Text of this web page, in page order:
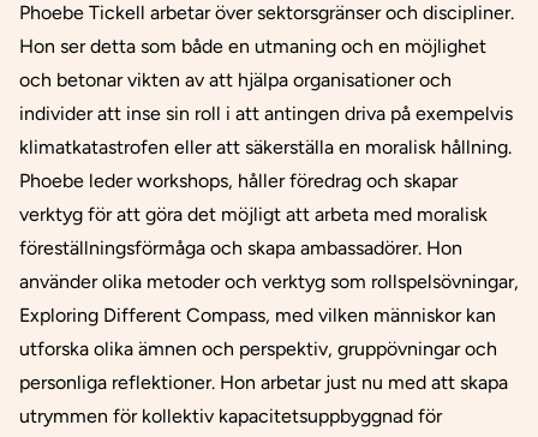
Phoebe Tickell arbetar över sektorsgränser och discipliner.
Hon ser detta som både en utmaning och en möjlighet
och betonar vikten av att hjälpa organisationer och
individer att inse sin roll i att antingen driva på exempelvis
klimatkatastrofen eller att säkerställa en moralisk hållning.
Phoebe leder workshops, håller föredrag och skapar
verktyg för att göra det möjligt att arbeta med moralisk
föreställningsförmåga och skapa ambassadörer. Hon
använder olika metoder och verktyg som rollspelsövningar,
Exploring Different Compass, med vilken människor kan
utforska olika ämnen och perspektiv, gruppövningar och
personliga reflektioner. Hon arbetar just nu med att skapa
utrymmen för kollektiv kapacitetsuppbyggnad för